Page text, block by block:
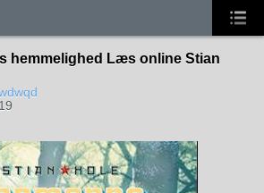
hemmelighed Læs online Stian